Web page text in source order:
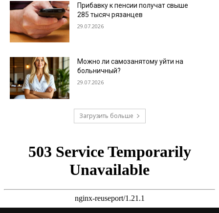
Прибавку к пенсии получат свыше
285 тысяч рязанцев
29.07.2026
Можно ли самозанятому уйти на
больничный?
29.07.2026
Загрузить больше